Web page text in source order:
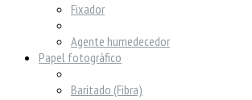
Fixador
Agente humedecedor
Papel fotográfico
Baritado (Fibra)